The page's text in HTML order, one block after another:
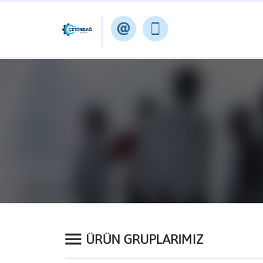
ÜRÜN GRUPLARIMIZ